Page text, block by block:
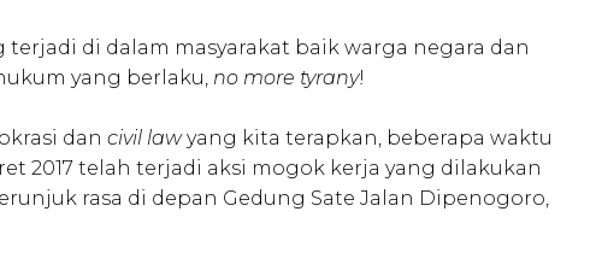
terjadi di dalam masyarakat baik warga negara dan
yang berlaku, no more tyrany!
dan civil lawyang kita terapkan, beberapa waktu
2017 telah terjadi aksi mogok kerja yang dilakukan
rasa di depan Gedung Sate Jalan Dipenogoro,